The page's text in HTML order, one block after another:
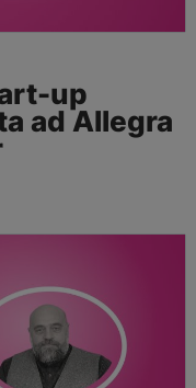
up
ad Allegra